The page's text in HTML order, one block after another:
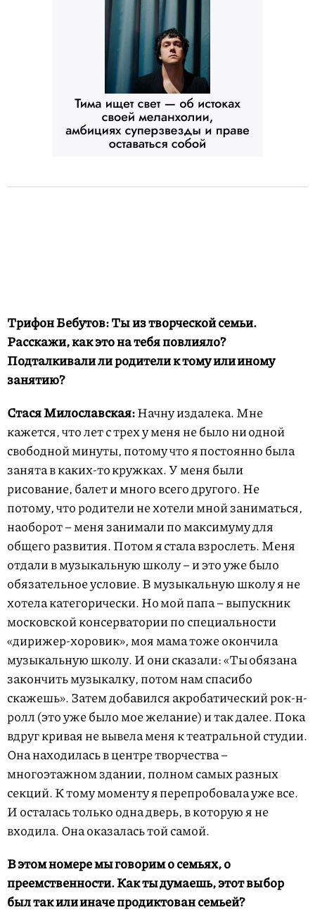
Трифон Бебутов: Ты из творческой семьи.
Расскажи, как это на тебя повлияло?
Подталкивали ли родители к тому или иному
занятию?
Стася Милославская:Начну издалека. Мне
кажется, что лет с трех у меня не было ни одной
свободной минуты, потому что я постоянно была
занята в каких-то кружках. У меня были
рисование, балет и много всего другого. Не
потому, что родители не хотели мной заниматься,
наоборот – меня занимали по максимуму для
общего развития. Потом я стала взрослеть. Меня
отдали в музыкальную школу – и это уже было
обязательное условие. В музыкальную школу я не
хотела категорически. Но мой папа – выпускник
московской консерватории по специальности
«дирижер-хоровик», моя мама тоже окончила
музыкальную школу. И они сказали: «Ты обязана
закончить музыкалку, потом нам спасибо
скажешь». Затем добавился акробатический рок-н-
ролл (это уже было мое желание) и так далее. Пока
вдруг кривая не вывела меня к театральной студии.
Она находилась в центре творчества –
многоэтажном здании, полном самых разных
секций. К тому моменту я перепробовала уже все.
И осталась только одна дверь, в которую я не
входила. Она оказалась той самой.
В этом номере мы говорим о семьях, о
преемственности. Как ты думаешь, этот выбор
был так или иначе продиктован семьей?